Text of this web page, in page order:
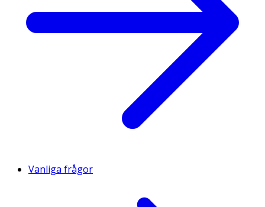
Vanliga frågor